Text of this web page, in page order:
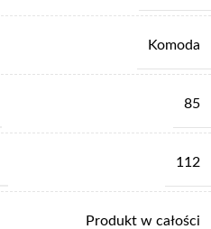
Komoda
85
112
Produkt w całości